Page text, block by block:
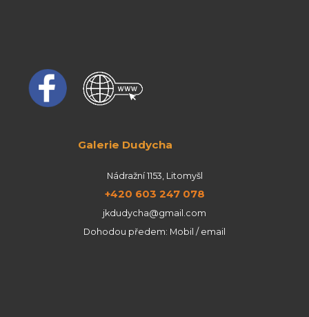
Galerie Dudycha
Nádražní 1153, Litomyšl
+420 603 247 078
jkdudycha@gmail.com
Dohodou předem: Mobil / email